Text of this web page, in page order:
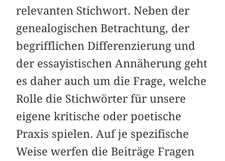
relevanten Stichwort. Neben der
genealogischen Betrachtung, der
begrifflichen Differenzierung und
der essayistischen Annäherung geht
es daher auch um die Frage, welche
Rolle die Stichwörter für unsere
eigene kritische oder poetische
Praxis spielen. Auf je spezifische
Weise werfen die Beiträge Fragen